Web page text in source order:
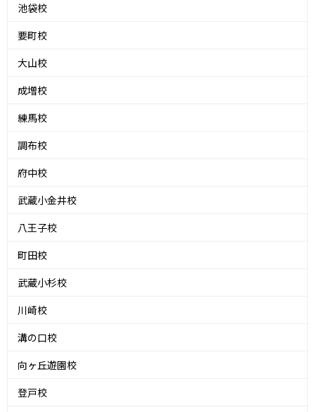
池袋校
要町校
大山校
成増校
練馬校
調布校
府中校
武蔵小金井校
八王子校
町田校
武蔵小杉校
川崎校
溝の口校
向ヶ丘遊園校
登戸校